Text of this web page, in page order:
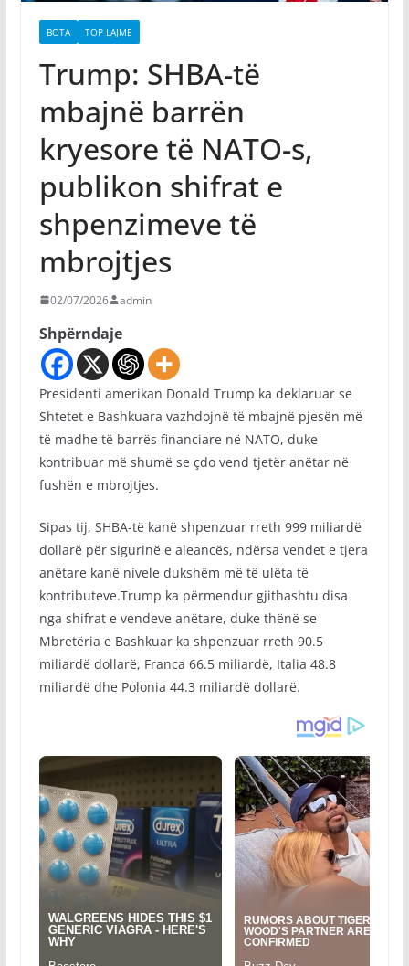
BOTA TOP LAJME
Trump: SHBA-të
mbajnë barrën
kryesore të NATO-s,
publikon shifrat e
shpenzimeve të
mbrojtjes
02/07/2026 admin
Shpërndaje
Presidenti amerikan Donald Trump ka deklaruar se
Shtetet e Bashkuara vazhdojnë të mbajnë pjesën më
të madhe të barrës financiare në NATO, duke
kontribuar më shumë se çdo vend tjetër anëtar në
fushën e mbrojtjes.
Sipas tij, SHBA-të kanë shpenzuar rreth 999 miliardë
dollarë për sigurinë e aleancës, ndërsa vendet e tjera
anëtare kanë nivele dukshëm më të ulëta të
kontributeve.Trump ka përmendur gjithashtu disa
nga shifrat e vendeve anëtare, duke thënë se
Mbretëria e Bashkuar ka shpenzuar rreth 90.5
miliardë dollarë, Franca 66.5 miliardë, Italia 48.8
miliardë dhe Polonia 44.3 miliardë dollarë.